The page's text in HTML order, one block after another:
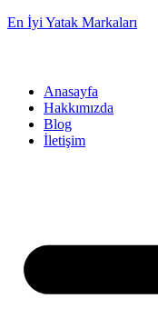
En İyi Yatak Markaları
Anasayfa
Hakkımızda
Blog
İletişim